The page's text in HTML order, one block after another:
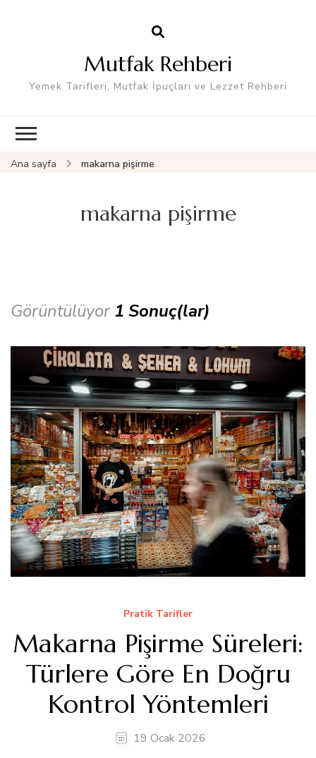
Mutfak Rehberi
Yemek Tarifleri, Mutfak İpuçları ve Lezzet Rehberi
Ana sayfa makarna pişirme
makarna pişirme
Görüntülüyor 1 Sonuç(lar)
Pratik Tarifler
Makarna Pişirme Süreleri:
Türlere Göre En Doğru
Kontrol Yöntemleri
19 Ocak 2026